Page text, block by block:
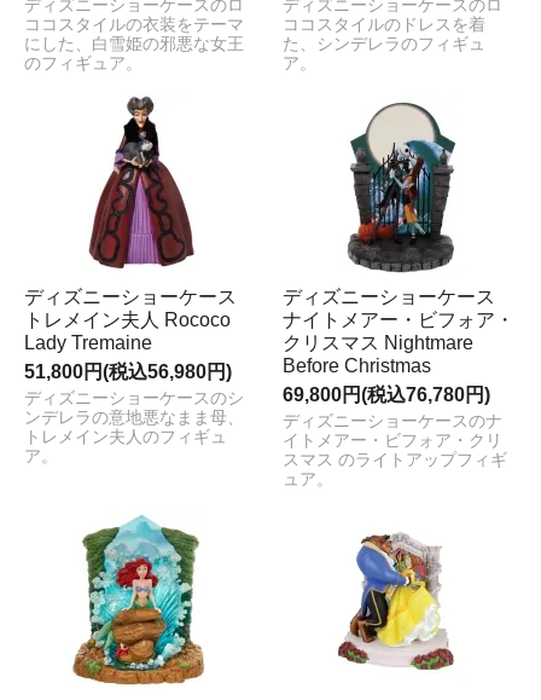
ディズニーショーケースのロ
ココスタイルの衣装をテーマ
にした、白雪姫の邪悪な女王
のフィギュア。
ディズニーショーケースのロ
ココスタイルのドレスを着
た、シンデレラのフィギュ
ア。
ディズニーショーケース
トレメイン夫人 Rococo
Lady Tremaine
51,800円(税込56,980円)
ディズニーショーケースのシ
ンデレラの意地悪なまま母、
トレメイン夫人のフィギュ
ア。
ディズニーショーケース
ナイトメアー・ビフォア・
クリスマス Nightmare
Before Christmas
69,800円(税込76,780円)
ディズニーショーケースのナ
イトメアー・ビフォア・クリ
スマス のライトアップフィギ
ュア。